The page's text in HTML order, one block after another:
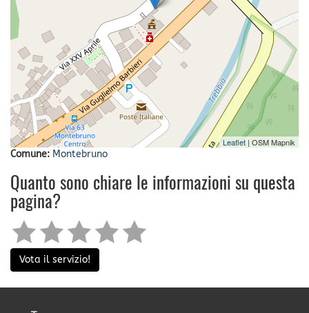
Leaflet | OSM Mapnik
Comune: Montebruno
Quanto sono chiare le informazioni su questa
pagina?
Vota il servizio!